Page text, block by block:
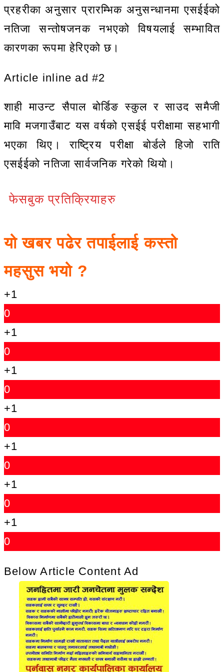
प्रहरीका अनुसार प्रारम्भिक अनुसन्धानमा एसईईको
नतिजा सन्तोषजनक नभएको विषयलाई सम्भावित
कारणका रूपमा हेरिएको छ।
Article inline ad #2
शाही माउन्ट सैपाल बोर्डिङ स्कुल र साउद समैजी
मावि मजगाउँबाट यस वर्षको एसईई परीक्षामा सहभागी
भएका थिए। राष्ट्रिय परीक्षा बोर्डले हिजो राति
एसईईको नतिजा सार्वजनिक गरेको थियो।
फेसबुक प्रतिक्रियाहरु
यो खबर पढेर तपाईलाई कस्तो
महसुस भयो ?
+1
0
+1
0
+1
0
+1
0
+1
0
+1
0
+1
0
Below Article Content Ad